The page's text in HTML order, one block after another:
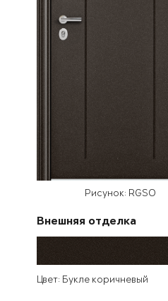
Рисунок: RGSO
Внешняя отделка
Цвет: Букле коричневый